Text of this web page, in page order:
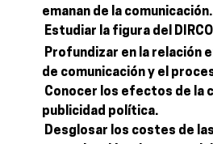
emanan de la comunicación.
 Estudiar la figura del
 Profundizar en la relación
de comunicación y el
 Conocer los efectos de la
publicidad política.
 Desglosar los costes de